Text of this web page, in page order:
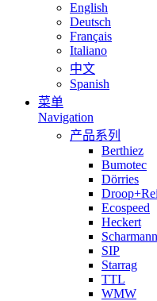
English
Deutsch
Français
Italiano
中文
Spanish
菜单
Navigation
产品系列
Berthiez
Bumotec
Dörries
Ecospeed
Heckert
Scharmann
SIP
Starrag
TTL
WMW